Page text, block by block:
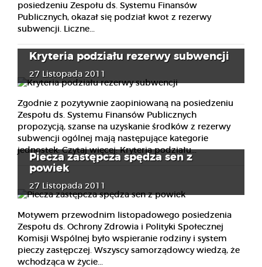
posiedzeniu Zespołu ds. Systemu Finansów
Publicznych, okazał się podział kwot z rezerwy
subwencji. Liczne...
Kryteria podziału rezerwy subwencji
27 Listopada 2011
Zgodnie z pozytywnie zaopiniowaną na posiedzeniu
Zespołu ds. Systemu Finansów Publicznych
propozycją, szanse na uzyskanie środków z rezerwy
subwencji ogólnej mają następujące kategorie
jednostek: Czytaj więcej: Kryteria podziału...
Piecza zastępcza spędza sen z
powiek
27 Listopada 2011
Motywem przewodnim listopadowego posiedzenia
Zespołu ds. Ochrony Zdrowia i Polityki Społecznej
Komisji Wspólnej było wspieranie rodziny i system
pieczy zastępczej. Wszyscy samorządowcy wiedzą, że
wchodząca w życie...